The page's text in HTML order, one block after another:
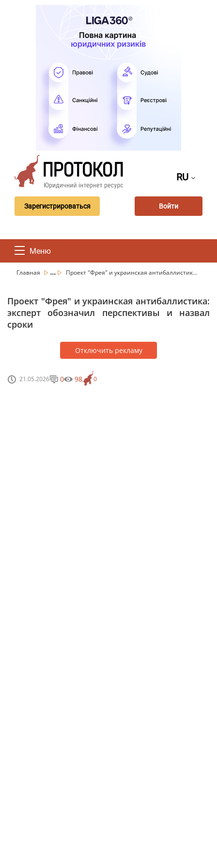
RU
Зарегистрироваться Войти
Меню
Главная ... Проект "Фрея" и украинская антибаллистик...
Проект "Фрея" и украинская антибаллистика:
эксперт обозначил перспективы и назвал
сроки
Отключить рекламу
21.05.2026 0
0 98